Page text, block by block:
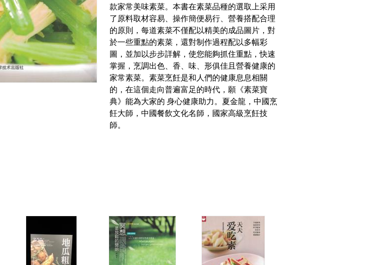
款家常美味素菜。本書在素菜品種的選取上采用
了原料取材容易、操作簡便易行、營養搭配合理
的原則，每道素菜不僅配以精美的成品圖片，對
於一些重點的素菜，還對制作過程配以多幅彩
圖，並加以步步詳解，使您能夠抓住重點，快速
掌握，烹調出色、香、味、形俱佳且營養健康的
家常素菜。素菜烹飪是和人們的健康息息相關
的，在這個走向普遍富足的時代，願《素菜寶
典》能為大家的 身心健康助力。夏金龍，中國烹
飪大師，中國餐飲文化名師，國家高級烹飪技
師。